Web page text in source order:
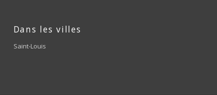
Dans les villes
Saint-Louis